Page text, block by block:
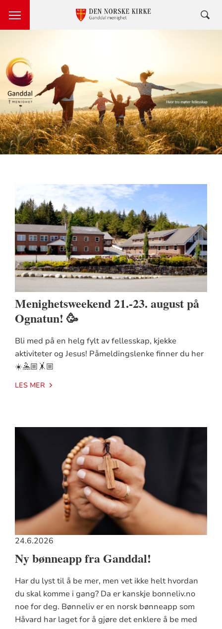
Menighetsweekend 21.-23. august på
Ognatun! 🥳
Bli med på en helg fylt av fellesskap, kjekke
aktiviteter og Jesus! Påmeldingslenke finner du her
☀️🤽🏼🤸🏼
LES MER
24.6.2026
Ny bønneapp fra Ganddal!
Har du lyst til å be mer, men vet ikke helt hvordan
du skal komme i gang? Da er kanskje bonneliv.no
noe for deg. Bønneliv er en norsk bønneapp som
Håvard har laget for å gjøre det enklere å be med